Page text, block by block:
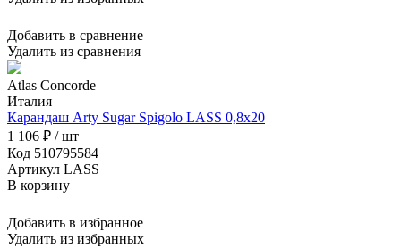
Добавить в сравнение
Удалить из сравнения
Atlas Concorde
Италия
Карандаш Arty Sugar Spigolo LASS 0,8x20
1 106 ₽ / шт
Код 510795584
Артикул LASS
В корзину
Добавить в избранное
Удалить из избранных